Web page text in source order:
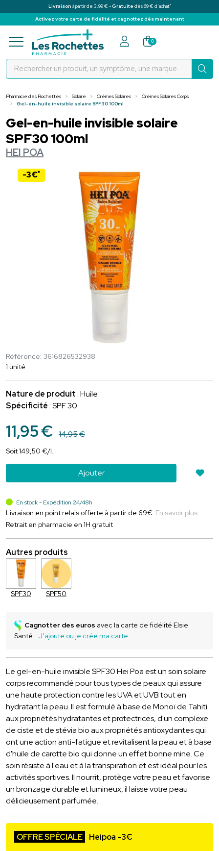
Livraison à partir de 3,99 € -Gratuite dès 69 € d’achat*
Activez votre carte de fidélité et cagnottez dès maintenant
Pharmacie des Rochettes Votre
0
Pharmacie des Rochettes Solaire Crèmes Solaires
Crèmes Solaires Corps
Gel-en-huile invisible solaire SPF30 100ml
Gel-en-huile invisible solaire
SPF30 100ml
HEI POA
-3€*
Référence: 3616826532938
1 unité
Nature de produit : Huile
Spécificité : SPF 30
11,95€ 14,95€
Soit149,50 €/l.
Ajouter
En stock - Expédition 24/48h
Livraison en point relais offerte à partir de 69€ En savoir plus
Retrait en pharmacie en 1H gratuit
Autres produits
SPF30 SPF50
Cagnotter des euros avec la carte de fidélité Elsie
Santé
J’ajoute ou je crée ma carte
Le gel-en-huile invisible SPF30 Hei Poa est un soin solaire
corps recommandé pour tous types de peaux qui assure
une haute protection contre les UVA et UVB tout en
hydratant la peau. Il est formulé à base de Monoï de Tahiti
aux propriétés hydratantes et protectrices, d'un complexe
de ciste et de stévia bio aux propriétés antioxydantes qui
ont une action anti-fatigue et revitalisent la peau et à base
d'huile de carotte bio qui donne un effet bonne mine. Ce
soin résiste à l'eau et à la transpiration et est idéal pour les
activités sportives. Il nourrit, protège votre peau et favorise
un bronzage durable et lumineux, il laisse votre peau
délicieusement parfumée.
OFFRE SPÉCIALE Heipoa -3€